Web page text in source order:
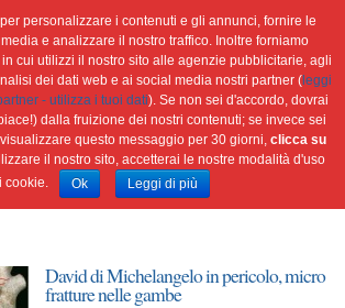
Attualità
Cultura e società
Salute Scienza&tec
Libri
David di Michelangelo in pericolo, micro
fratture nelle gambe
personalizzare i contenuti e gli annunci, fornire le
e analizzare il nostro traffico. Inoltre forniamo
cui utilizzi il nostro sito alle agenzie pubblicitarie, agli
dei dati web e ai social media nostri partner ( leggi
- utilizza i tuoi dati). Se non sei d'accordo, dovrai
dalla fruizione dei nostri contenuti; se invece sei
questo messaggio per 30 giorni, clicca su
il nostro sito, accetterai le nostre modalità d'uso
cookie.
Ok Leggi di più